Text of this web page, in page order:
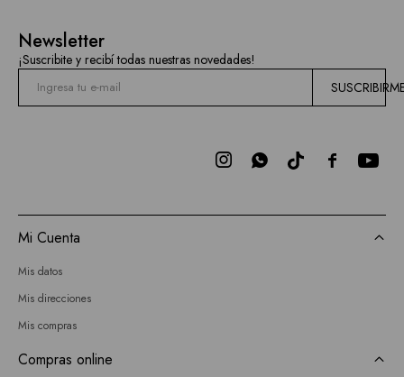
Newsletter
¡Suscribite y recibí todas nuestras novedades!

 
Mi Cuenta
Mis datos
Mis direcciones
Mis compras
Compras online